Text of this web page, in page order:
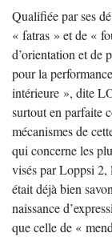
Qualifiée par ses
« fatras » et de «
d’orientation et de
pour la
intérieure », dite
surtout en parfaite
mécanismes de
qui concerne les
visés par Loppsi 2,
était déjà bien
naissance
que celle de «